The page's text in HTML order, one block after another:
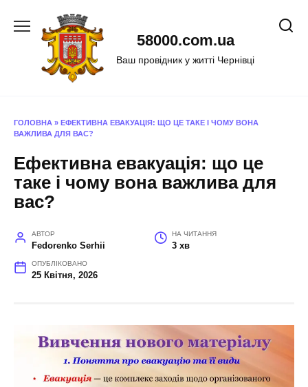
58000.com.ua
Ваш провідник у житті Чернівці
ГОЛОВНА » ЕФЕКТИВНА ЕВАКУАЦІЯ: ЩО ЦЕ ТАКЕ І ЧОМУ ВОНА
ВАЖЛИВА ДЛЯ ВАС?
Ефективна евакуація: що це
таке і чому вона важлива для
вас?
АВТОР
Fedorenko Serhii
НА ЧИТАННЯ
3 хв
ОПУБЛІКОВАНО
25 Квітня, 2026